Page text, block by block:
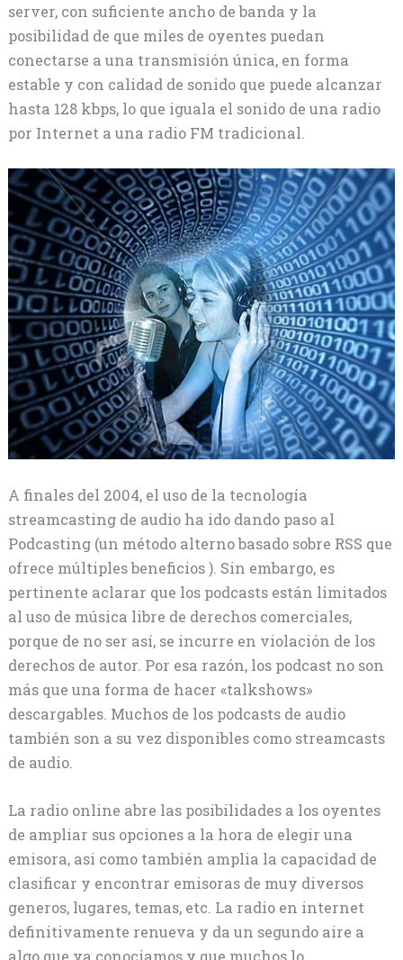
server, con suficiente ancho de banda y la
posibilidad de que miles de oyentes puedan
conectarse a una transmisión única, en forma
estable y con calidad de sonido que puede alcanzar
hasta 128 kbps, lo que iguala el sonido de una radio
por Internet a una radio FM tradicional.
A finales del 2004, el uso de la tecnología
streamcasting de audio ha ido dando paso al
Podcasting (un método alterno basado sobre RSS que
ofrece múltiples beneficios ). Sin embargo, es
pertinente aclarar que los podcasts están limitados
al uso de música libre de derechos comerciales,
porque de no ser así, se incurre en violación de los
derechos de autor. Por esa razón, los podcast no son
más que una forma de hacer «talkshows»
descargables. Muchos de los podcasts de audio
también son a su vez disponibles como streamcasts
de audio.
La radio online abre las posibilidades a los oyentes
de ampliar sus opciones a la hora de elegir una
emisora, asi como también amplia la capacidad de
clasificar y encontrar emisoras de muy diversos
generos, lugares, temas, etc. La radio en internet
definitivamente renueva y da un segundo aire a